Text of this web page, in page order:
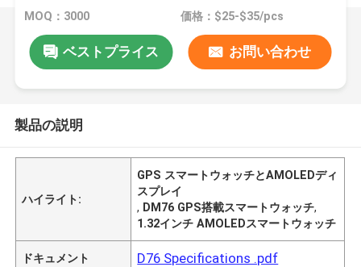
ュ256Mb搭載
MOQ：3000 価格：$25-$35/pcs
ベストプライス お問い合わせ
製品の説明
ハイライト:
GPS スマートウォッチとAMOLEDディ
スプレイ
, DM76 GPS搭載スマートウォッチ,
1.32インチ AMOLEDスマートウォッチ
ドキュメント D76 Specifications .pdf